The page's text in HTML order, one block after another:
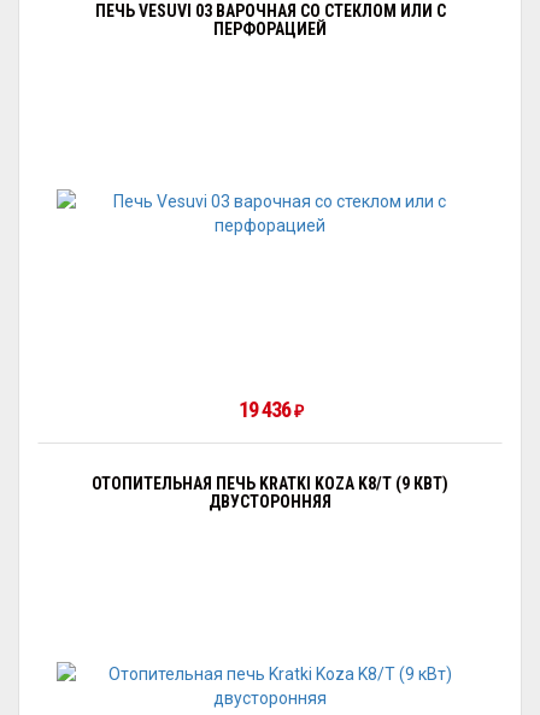
ПЕЧЬ VESUVI 03 ВАРОЧНАЯ СО СТЕКЛОМ ИЛИ С
ПЕРФОРАЦИЕЙ
19 436 ₽
ОТОПИТЕЛЬНАЯ ПЕЧЬ KRATKI KOZA K8/Т (9 КВТ)
ДВУСТОРОННЯЯ